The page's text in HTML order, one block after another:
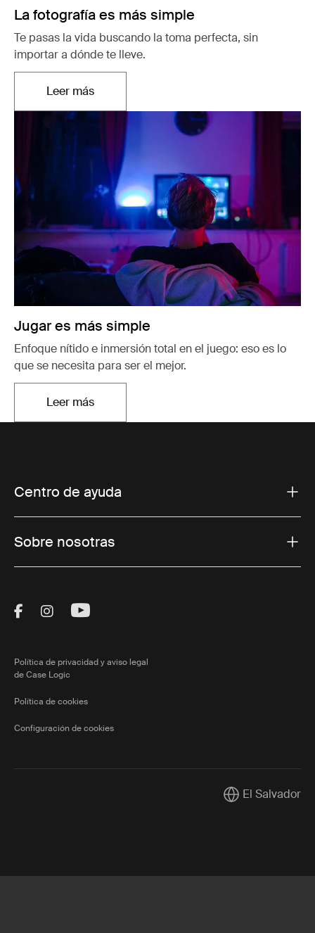
La fotografía es más simple
Te pasas la vida buscando la toma perfecta, sin
importar a dónde te lleve.
Leer másSe abre en una nueva pestaña
Jugar es más simple
Enfoque nítido e inmersión total en el juego: eso es lo
que se necesita para ser el mejor.
Leer másSe abre en una nueva pestaña
Centro de ayuda
Sobre nosotras
Visit Thule on Facebook (external link)
Visit Thule on Instagram (external link)
Visit Thule on Youtube (external
Política de privacidad y aviso legal
de Case Logic
Política de cookies
Configuración de cookies
Current market/
El Salvador